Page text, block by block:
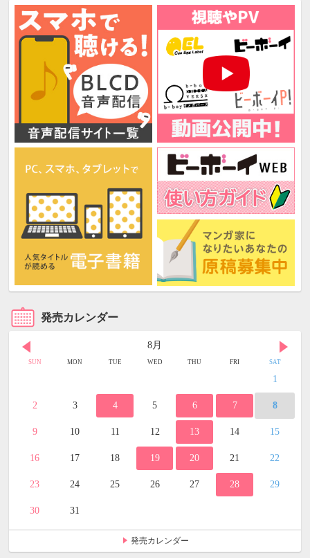
発売カレンダー
8月
SUN MON TUE WED THU FRI SAT
1
2 3 4 5 6 7 8
9 10 11 12 13 14 15
16 17 18 19 20 21 22
23 24 25 26 27 28 29
30 31
発売カレンダー